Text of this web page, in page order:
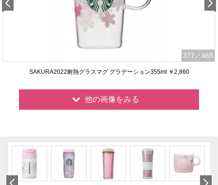
377 ／468
SAKURA2022耐熱グラスマグ グラデーション355ml ￥2,860
他の画像をみる